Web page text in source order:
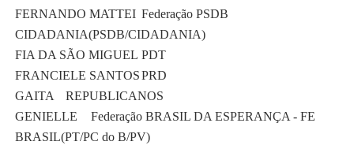
FERNANDO MATTEI Federação PSDB
CIDADANIA(PSDB/CIDADANIA)
FIA DA SÃO MIGUEL PDT
FRANCIELE SANTOSPRD
GAITA
REPUBLICANOS
GENIELLE
Federação BRASIL DA ESPERANÇA - FE
BRASIL(PT/PC do B/PV)